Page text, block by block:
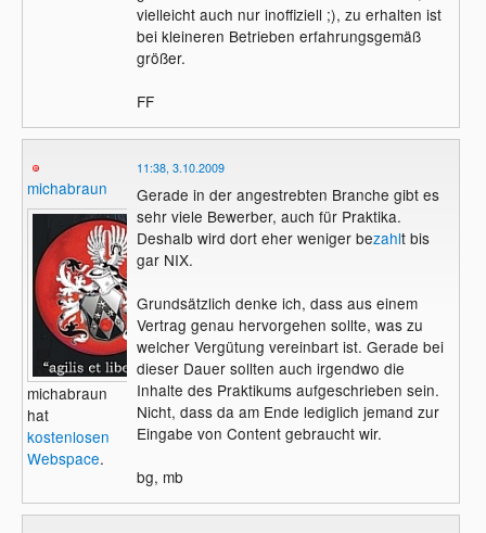
vielleicht auch nur inoffiziell ;), zu erhalten ist
bei kleineren Betrieben erfahrungsgemäß
größer.
FF
michabraun
michabraun
hat
kostenlosen
Webspace.
11:38, 3.10.2009
Gerade in der angestrebten Branche gibt es
sehr viele Bewerber, auch für Praktika.
Deshalb wird dort eher weniger bezahlt bis
gar NIX.
Grundsätzlich denke ich, dass aus einem
Vertrag genau hervorgehen sollte, was zu
welcher Vergütung vereinbart ist. Gerade bei
dieser Dauer sollten auch irgendwo die
Inhalte des Praktikums aufgeschrieben sein.
Nicht, dass da am Ende lediglich jemand zur
Eingabe von Content gebraucht wir.
bg, mb